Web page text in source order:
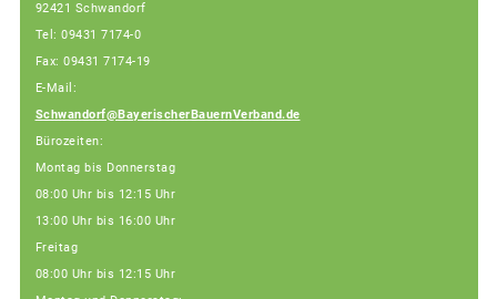
92421 Schwandorf
Tel: 09431 7174-0
Fax: 09431 7174-19
E-Mail:
Schwandorf@BayerischerBauernVerband.de
Bürozeiten:
Montag bis Donnerstag
08:00 Uhr bis 12:15 Uhr
13:00 Uhr bis 16:00 Uhr
Freitag
08:00 Uhr bis 12:15 Uhr